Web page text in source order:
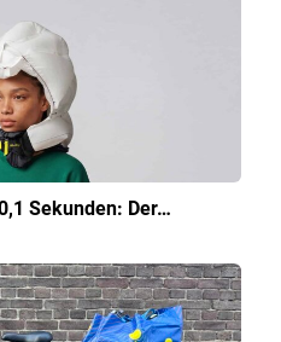
Sekunden: Der…